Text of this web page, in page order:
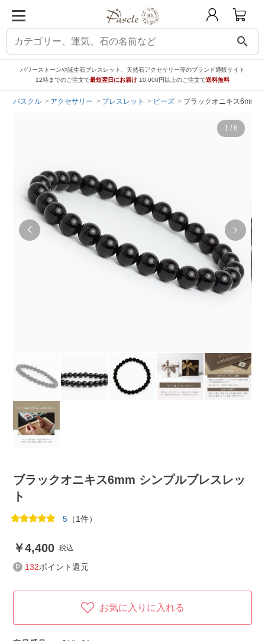
search
パワーストーンや誕生石ブレスレット、天然石アクセサリー等のブランド通販サイト
12時までのご注文で最短翌日にお届け 10,000円以上のご注文で送料無料
パスクル アクセサリー ブレスレット ビーズ ブラックオニキス6mm
1 / 6
ブラックオニキス6mm シンプルブレスレッ
ト
5 （1件）
4,400 税込
132ポイント還元
お気に入りに入れる